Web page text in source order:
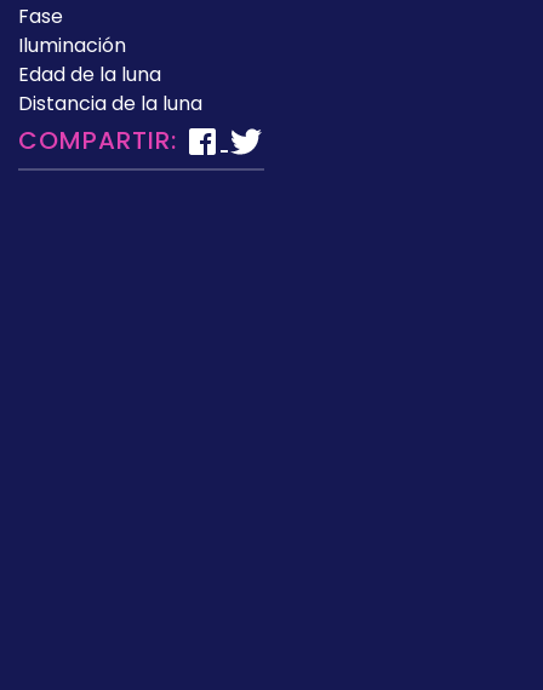
Fase
Iluminación
Edad de la luna
Distancia de la luna
COMPARTIR: